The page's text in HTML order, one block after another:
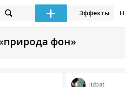
Эффекты
фон»
lizbat